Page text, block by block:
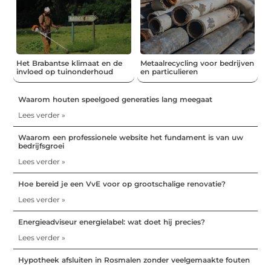
Het Brabantse klimaat en de
invloed op tuinonderhoud
Metaalrecycling voor bedrijven
en particulieren
Waarom houten speelgoed generaties lang meegaat
Lees verder »
Waarom een professionele website het fundament is van uw
bedrijfsgroei
Lees verder »
Hoe bereid je een VvE voor op grootschalige renovatie?
Lees verder »
Energieadviseur energielabel: wat doet hij precies?
Lees verder »
Hypotheek afsluiten in Rosmalen zonder veelgemaakte fouten